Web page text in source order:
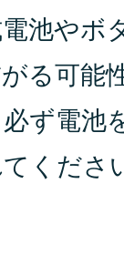
池やボ
る可能
ず電池
くださ